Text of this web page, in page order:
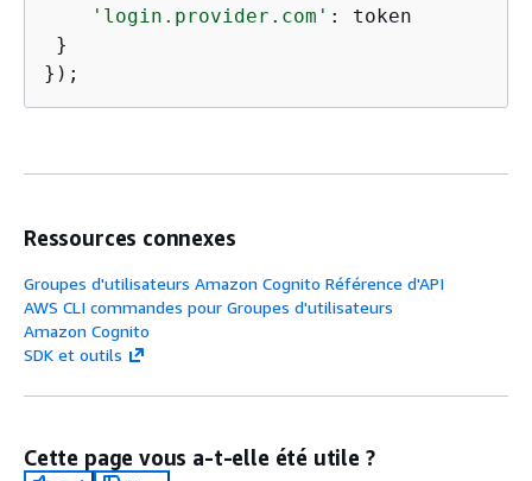
'login.provider.com' : token
}
});
Ressources connexes
Groupes d'utilisateurs Amazon Cognito Référence d'API
AWS CLI commandes pour Groupes d'utilisateurs
Amazon Cognito
SDK et outils
Cette page vous a-t-elle été utile ?